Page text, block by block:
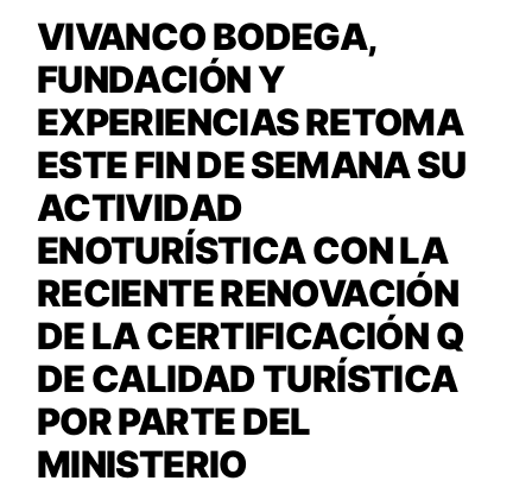
VIVANCO BODEGA,
FUNDACIÓN Y
EXPERIENCIAS RETOMA
ESTE FIN DE SEMANA SU
ACTIVIDAD
ENOTURÍSTICA CON LA
RECIENTE RENOVACIÓN
DE LA CERTIFICACIÓN Q
DE CALIDAD TURÍSTICA
POR PARTE DEL
MINISTERIO